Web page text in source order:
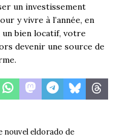
un investissement
y vivre à l’année, en
un bien locatif, votre
devenir une source de
eldorado de